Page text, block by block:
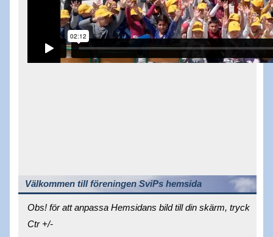
Välkommen till föreningen SviPs hemsida
Obs! för att anpassa Hemsidans bild till din skärm, tryck
Ctr +/-